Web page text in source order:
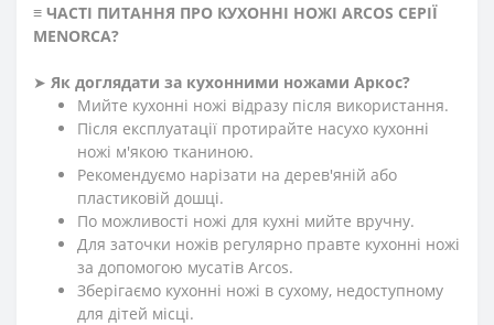
≡ ЧАСТІ ПИТАННЯ ПРО КУХОННІ НОЖІ ARCOS СЕРІЇ
MENORCA?
➤ Як доглядати за кухонними ножами Аркос?
Мийте кухонні ножі відразу після використання.
Після експлуатації протирайте насухо кухонні
ножі м'якою тканиною.
Рекомендуємо нарізати на дерев'яній або
пластиковій дошці.
По можливості ножі для кухні мийте вручну.
Для заточки ножів регулярно правте кухонні ножі
за допомогою мусатів Arcos.
Зберігаємо кухонні ножі в сухому, недоступному
для дітей місці.